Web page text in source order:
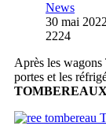
News
30 mai 2022
2224
Après les wagons
portes et les
TOMBEREAUX